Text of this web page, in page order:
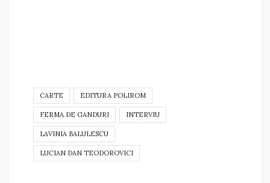
CARTE EDITURA POLIROM
FERMA DE GANDURI INTERVIU
LAVINIA BALULESCU
LUCIAN DAN TEODOROVICI